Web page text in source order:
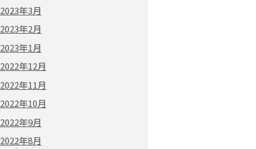
2023年3月
2023年2月
2023年1月
2022年12月
2022年11月
2022年10月
2022年9月
2022年8月